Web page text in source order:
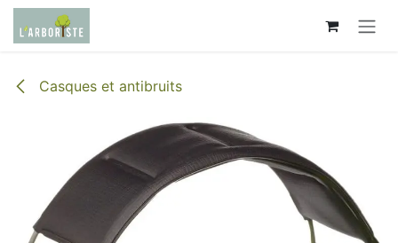
Se rendre au contenu
Casques et antibruits